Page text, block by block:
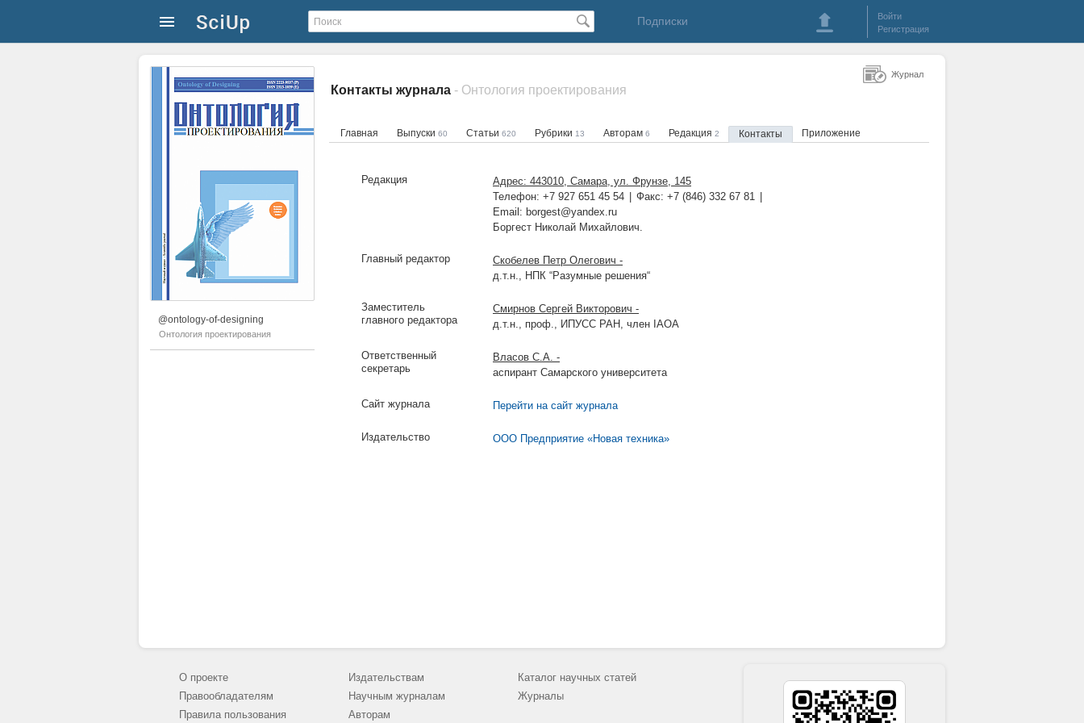
Подписки
Войти
Регистрация
@ontology-of-designing
Онтология проектирования
Контакты журнала - Онтология проектирования
Главная Выпуски 60 Статьи 620 Рубрики 13 Авторам 6 Редакция 2 Контакты Приложение
Редакция
Адрес: 443010, Самара, ул. Фрунзе, 145
Телефон: +7 927 651 45 54
Факс: +7 (846) 332 67 81
Email: borgest@yandex.ru
Боргест Николай Михайлович.
Главный редактор
Скобелев Петр Олегович -
д.т.н., НПК “Разумные решения“
Заместитель
главного редактора
Смирнов Сергей Викторович -
д.т.н., проф., ИПУСС РАН, член IAOA
Ответственный
секретарь
Власов С.А. -
аспирант Самарского университета
Сайт журнала Перейти на сайт журнала
Издательство ООО Предприятие «Новая техника»
Журнал
О проекте
Правообладателям
Правила пользования
Издательствам
Научным журналам
Авторам
Каталог научных статей
Журналы